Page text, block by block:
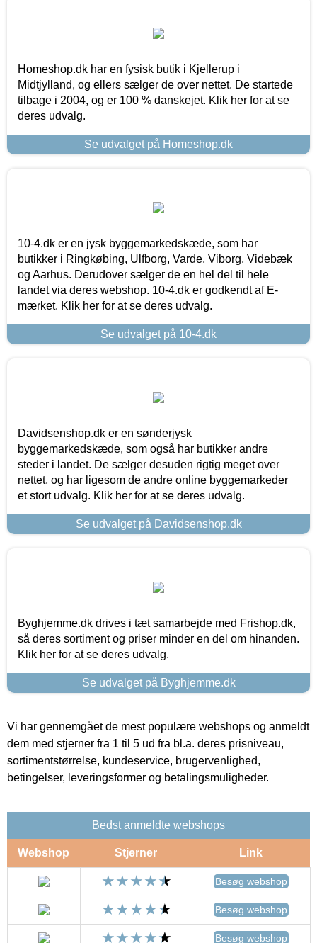
Homeshop.dk har en fysisk butik i Kjellerup i
Midtjylland, og ellers sælger de over nettet. De startede
tilbage i 2004, og er 100 % danskejet. Klik her for at se
deres udvalg.
Se udvalget på Homeshop.dk
10-4.dk er en jysk byggemarkedskæde, som har
butikker i Ringkøbing, Ulfborg, Varde, Viborg, Videbæk
og Aarhus. Derudover sælger de en hel del til hele
landet via deres webshop. 10-4.dk er godkendt af E-
mærket. Klik her for at se deres udvalg.
Se udvalget på 10-4.dk
Davidsenshop.dk er en sønderjysk
byggemarkedskæde, som også har butikker andre
steder i landet. De sælger desuden rigtig meget over
nettet, og har ligesom de andre online byggemarkeder
et stort udvalg. Klik her for at se deres udvalg.
Se udvalget på Davidsenshop.dk
Byghjemme.dk drives i tæt samarbejde med Frishop.dk,
så deres sortiment og priser minder en del om hinanden.
Klik her for at se deres udvalg.
Se udvalget på Byghjemme.dk
Vi har gennemgået de mest populære webshops og anmeldt
dem med stjerner fra 1 til 5 ud fra bl.a. deres prisniveau,
sortimentstørrelse, kundeservice, brugervenlighed,
betingelser, leveringsformer og betalingsmuligheder.
Bedst anmeldte webshops
Webshop Stjerner Link
Besøg webshop
Besøg webshop
Besøg webshop